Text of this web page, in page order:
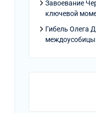
Завоевание
ключевой
Гибель Олега
междоусобицы